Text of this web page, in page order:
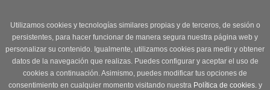
Utilizamos cookies y tecnologías similares propias y de terceros, de sesión o
persistentes, para hacer funcionar de manera segura nuestra página web y
personalizar su contenido. Igualmente, utilizamos cookies para medir y obtener
datos de la navegación que realizas. Puedes configurar y aceptar el uso de
cookies a continuación. Asimismo, puedes modificar tus opciones de
consentimiento en cualquier momento visitando nuestra Política de cookies.y
descuento en Sección OUTLET con código OUTLET20